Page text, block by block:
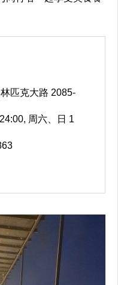
匹克大路 2085-
周六、日 1